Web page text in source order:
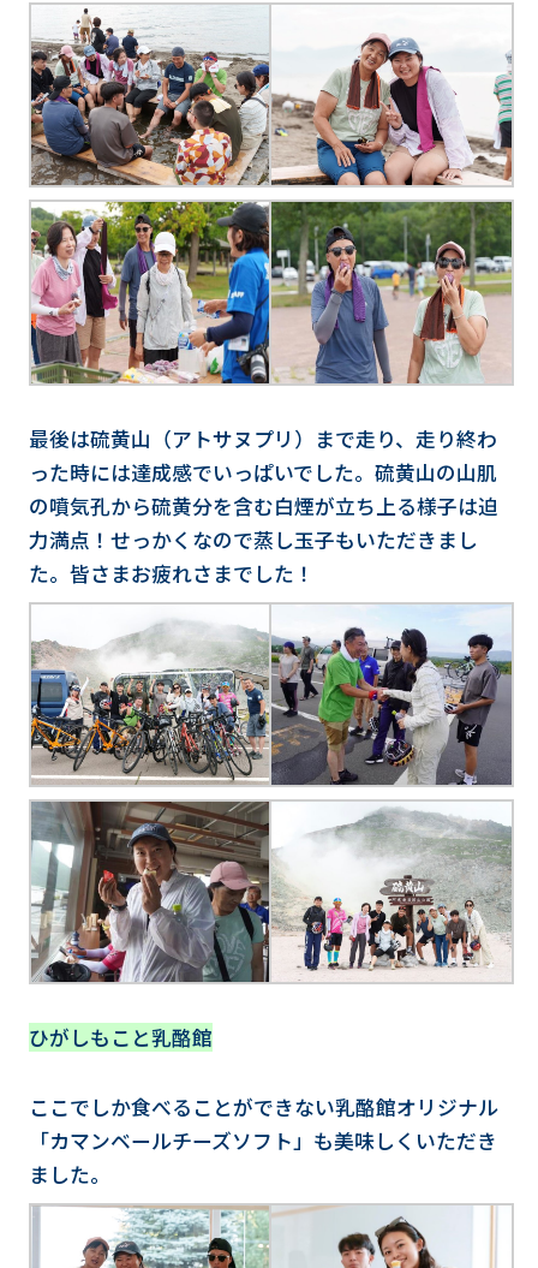
最後は硫黄山（アトサヌプリ）まで走り、走り終わ
った時には達成感でいっぱいでした。硫黄山の山肌
の噴気孔から硫黄分を含む白煙が立ち上る様子は迫
力満点！せっかくなので蒸し玉子もいただきまし
た。皆さまお疲れさまでした！
ひがしもこと乳酪館
ここでしか食べることができない乳酪館オリジナル
「カマンベールチーズソフト」も美味しくいただき
ました。